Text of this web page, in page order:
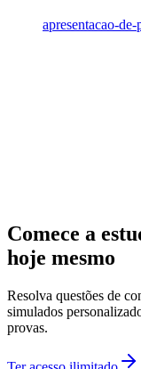
apresentacao-de-
Comece a
hoje mesmo
Resolva questões de
simulados
provas.